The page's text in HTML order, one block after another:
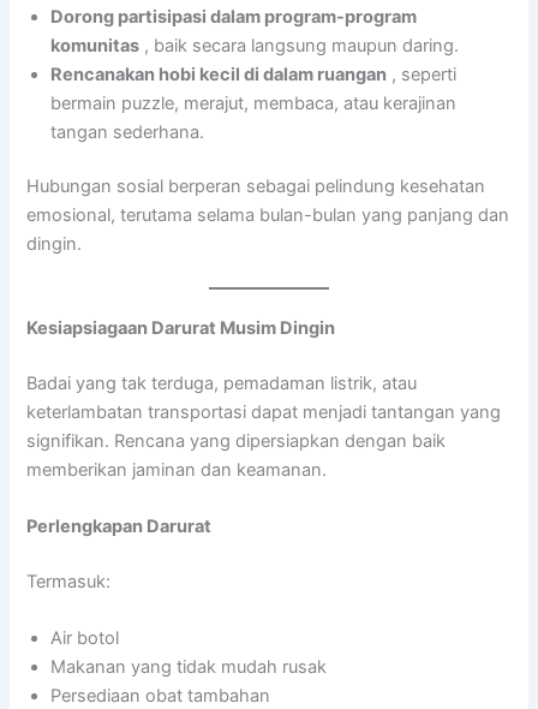
Dorong partisipasi dalam program-program
komunitas , baik secara langsung maupun daring.
Rencanakan hobi kecil di dalam ruangan , seperti
bermain puzzle, merajut, membaca, atau kerajinan
tangan sederhana.
Hubungan sosial berperan sebagai pelindung kesehatan
emosional, terutama selama bulan-bulan yang panjang dan
dingin.
Kesiapsiagaan Darurat Musim Dingin
Badai yang tak terduga, pemadaman listrik, atau
keterlambatan transportasi dapat menjadi tantangan yang
signifikan. Rencana yang dipersiapkan dengan baik
memberikan jaminan dan keamanan.
Perlengkapan Darurat
Termasuk:
Air botol
Makanan yang tidak mudah rusak
Persediaan obat tambahan